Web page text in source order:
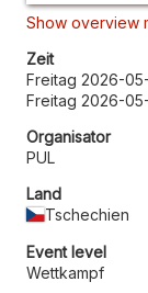
Show overview
Zeit
Freitag 2026-
Freitag 2026-
Organisator
PUL
Land
Tschechien
Event level
Wettkampf